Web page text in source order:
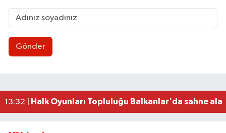
Gönder
16:41 |Şemsi Denizer, ölümünün yıldönümünde
13:32 |
Halk Oyunları Topluluğu Balkanlar'da sahne